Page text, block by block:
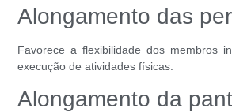
Alongamento das
Favorece a flexibilidade dos membros
execução de atividades físicas.
Alongamento da